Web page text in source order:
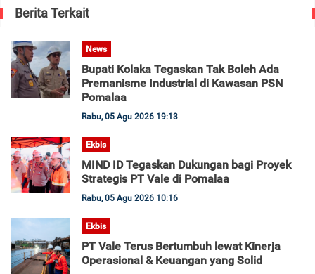
Berita Terkait
News
Bupati Kolaka Tegaskan Tak Boleh Ada
Premanisme Industrial di Kawasan PSN
Pomalaa
Rabu, 05 Agu 2026 19:13
Ekbis
MIND ID Tegaskan Dukungan bagi Proyek
Strategis PT Vale di Pomalaa
Rabu, 05 Agu 2026 10:16
Ekbis
PT Vale Terus Bertumbuh lewat Kinerja
Operasional & Keuangan yang Solid